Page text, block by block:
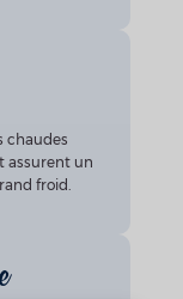
chaudes
assurent un
froid.